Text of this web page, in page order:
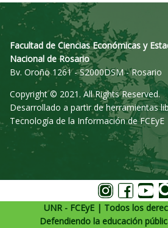
Facultad de Ciencias Económicas y
Nacional de Rosario
Bv. Oroño 1261 - S2000DSM - Rosario
Copyright © 2021. All Rights Reserved.
Desarrollado a partir de herramientas
Tecnología de la Información de FCEyE
UNR - FCEyE | Todos los
Defendiendo la educación